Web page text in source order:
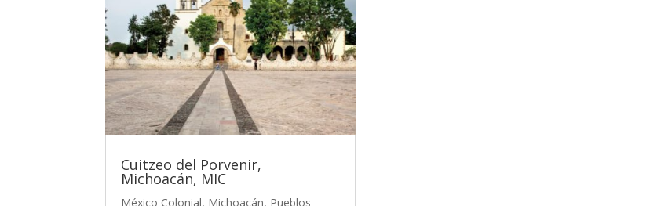
Cuitzeo del Porvenir,
Michoacán, MIC
México Colonial, Michoacán, Pueblos